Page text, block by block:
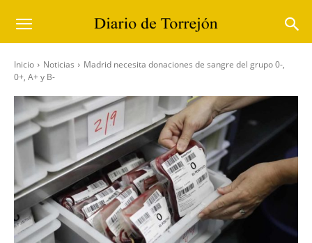
Inicio Noticias
Madrid necesita donaciones de sangre del grupo 0-,
0+, A+ y B-